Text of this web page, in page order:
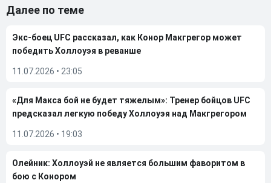
Далее по теме
Экс-боец UFC рассказал, как Конор Макгрегор может
победить Холлоуэя в реванше
11.07.2026 • 23:05
«Для Макса бой не будет тяжелым»: Тренер бойцов UFC
предсказал легкую победу Холлоуэя над Макгрегором
11.07.2026 • 19:03
Олейник: Холлоуэй не является большим фаворитом в
бою с Конором